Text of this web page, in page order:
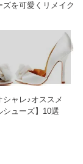
ズを可愛くリメイク
シャレ♪オススメ
シューズ】10選